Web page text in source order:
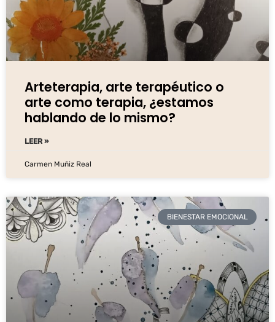
Arteterapia, arte terapéutico o
arte como terapia, ¿estamos
hablando de lo mismo?
LEER »
Carmen Muñiz Real
BIENESTAR EMOCIONAL